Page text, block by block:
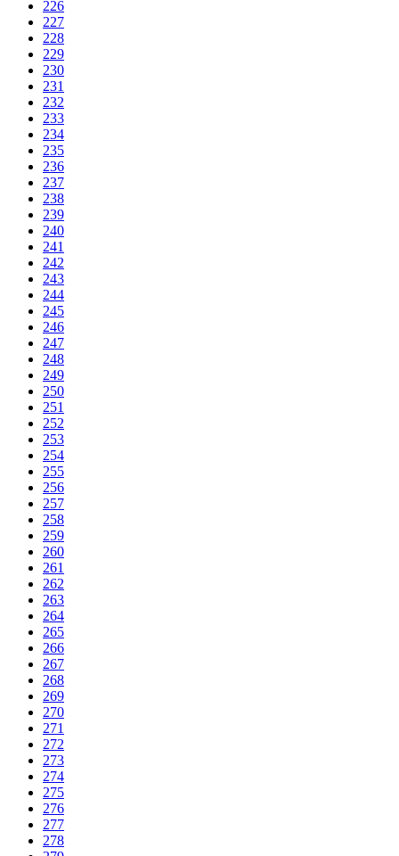
226
227
228
229
230
231
232
233
234
235
236
237
238
239
240
241
242
243
244
245
246
247
248
249
250
251
252
253
254
255
256
257
258
259
260
261
262
263
264
265
266
267
268
269
270
271
272
273
274
275
276
277
278